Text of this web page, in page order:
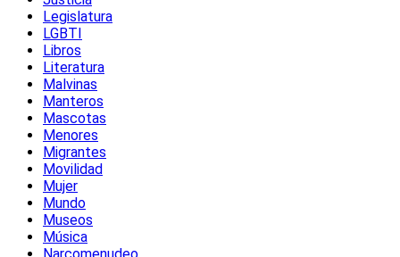
Legislatura
LGBTI
Libros
Literatura
Malvinas
Manteros
Mascotas
Menores
Migrantes
Movilidad
Mujer
Mundo
Museos
Música